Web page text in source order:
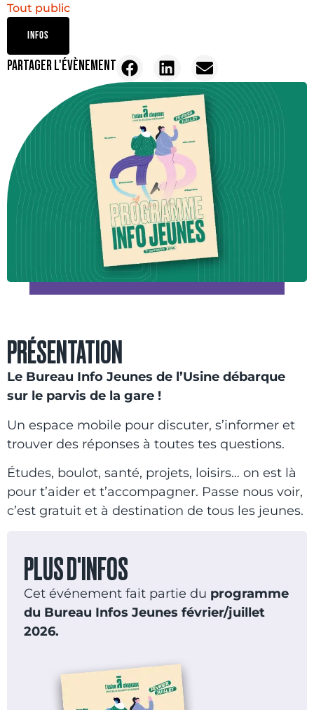
Tout public
INFOS
PARTAGER L'ÉVÈNEMENT
PRÉSENTATION
Le Bureau Info Jeunes de l’Usine débarque
sur le parvis de la gare !
Un espace mobile pour discuter, s’informer et
trouver des réponses à toutes tes questions.
Études, boulot, santé, projets, loisirs… on est là
pour t’aider et t’accompagner. Passe nous voir,
c’est gratuit et à destination de tous les jeunes.
PLUS D'INFOS
Cet événement fait partie du programme
du Bureau Infos Jeunes février/juillet
2026.